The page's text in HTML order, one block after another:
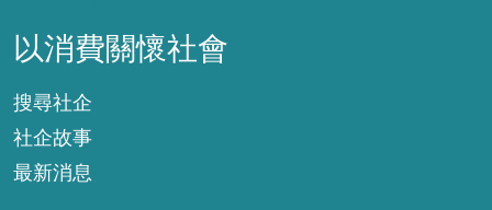
以消費關懷社會
搜尋社企
社企故事
最新消息